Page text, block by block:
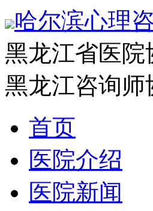
哈尔滨心理
黑龙江省医院
黑龙江咨询
首页
医院介绍
医院新闻